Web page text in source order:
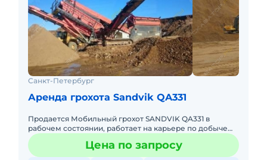
Санкт-Петербург
Аренда грохота Sandvik QA331
Продается Мобильный грохот SANDVIK QA331 в
рабочем состоянии, работает на карьере по добыче
песка.В хорошем состоянии. Двигатель без
нареканий. Цена с НДС. ВЦена по запросу